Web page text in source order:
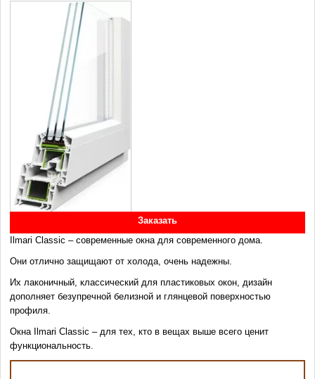
Заказать
Ilmari Classic – современные окна для современного дома.
Они отлично защищают от холода, очень надежны.
Их лаконичный, классический для пластиковых окон, дизайн
дополняет безупречной белизной и глянцевой поверхностью
профиля.
Окна Ilmari Classic – для тех, кто в вещах выше всего ценит
функциональность.